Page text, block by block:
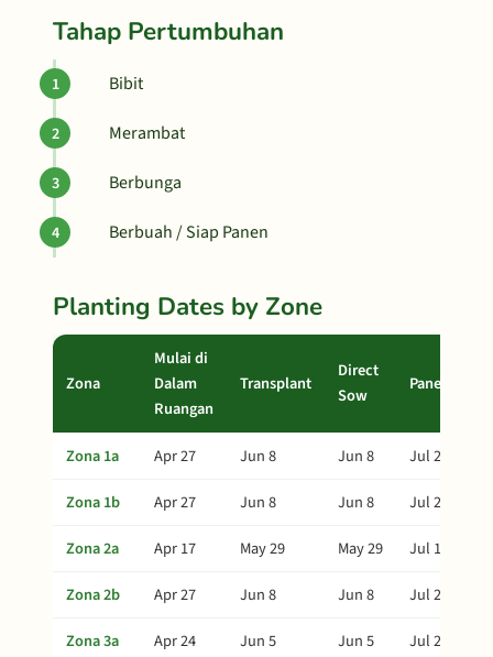
Tahap Pertumbuhan
Bibit
Merambat
Berbunga
Berbuah / Siap Panen
Planting Dates by Zone
Zona
Mulai di
Dalam
Ruangan
Transplant
Direct
Sow
Panen
Zona 1a Apr 27 Jun 8 Jun 8
Jul 28
Zona 1b
Apr 27 Jun 8 Jun 8
Jul 28
Zona 2a
Apr 17 May 29 May 29
Jul 18
Zona 2b
Apr 27 Jun 8 Jun 8
Jul 28
Zona 3a
Apr 24 Jun 5 Jun 5
Jul 25